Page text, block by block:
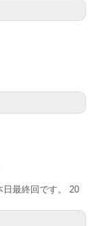
日最終回です。 20